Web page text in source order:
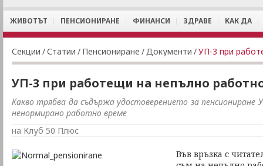
ЖИВОТЪТ ПЕНСИОНИРАНЕ ФИНАНСИ ЗДРАВЕ КАК ДА
Секции /Статии / Пенсиониране /Документи /УП-3 при
УП-3 при работещи на непълно
Какво трябва да съдържа удостоверението за
ненормирано работно време
на Клуб 50 Плюс
Във връзка с